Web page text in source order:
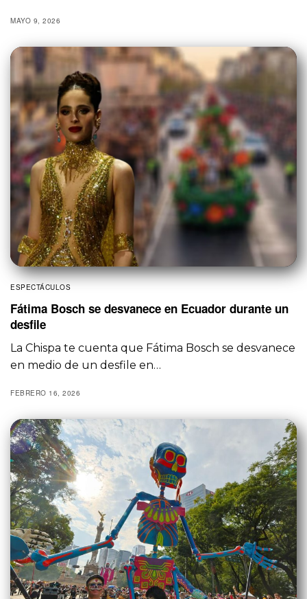
MAYO 9, 2026
ESPECTÁCULOS
Fátima Bosch se desvanece en Ecuador durante un
desfile
La Chispa te cuenta que Fátima Bosch se desvanece
en medio de un desfile en…
FEBRERO 16, 2026